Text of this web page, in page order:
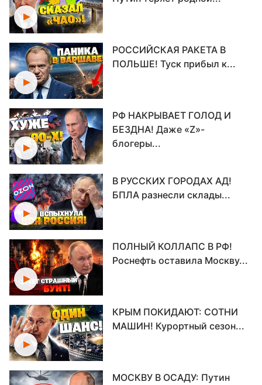
РОССИЙСКАЯ РАКЕТА В
ПОЛЬШЕ! Туск прибыл к...
РФ НАКРЫВАЕТ ГОЛОД И
БЕЗДНА! Даже «Z»-
блогеры...
В РУССКИХ ГОРОДАХ АД!
БПЛА разнесли склады...
ПОЛНЫЙ КОЛЛАПС В РФ!
Роснефть оставила Москву...
КРЫМ ПОКИДАЮТ: СОТНИ
МАШИН! Курортный сезон...
МОСКВУ В ОСАДУ: Путин